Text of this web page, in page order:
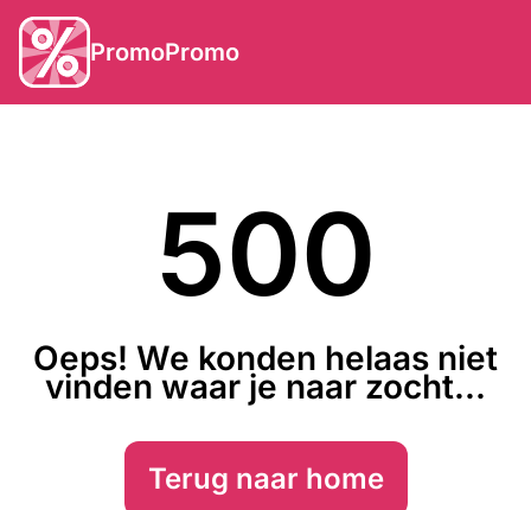
PromoPromo
500
Oeps! We konden helaas niet
vinden waar je naar zocht...
Terug naar home